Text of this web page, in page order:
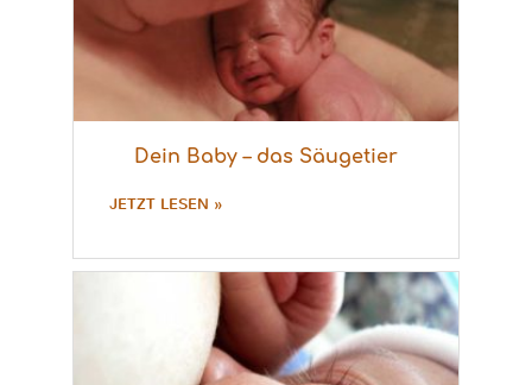
Dein Baby – das Säugetier
JETZT LESEN »